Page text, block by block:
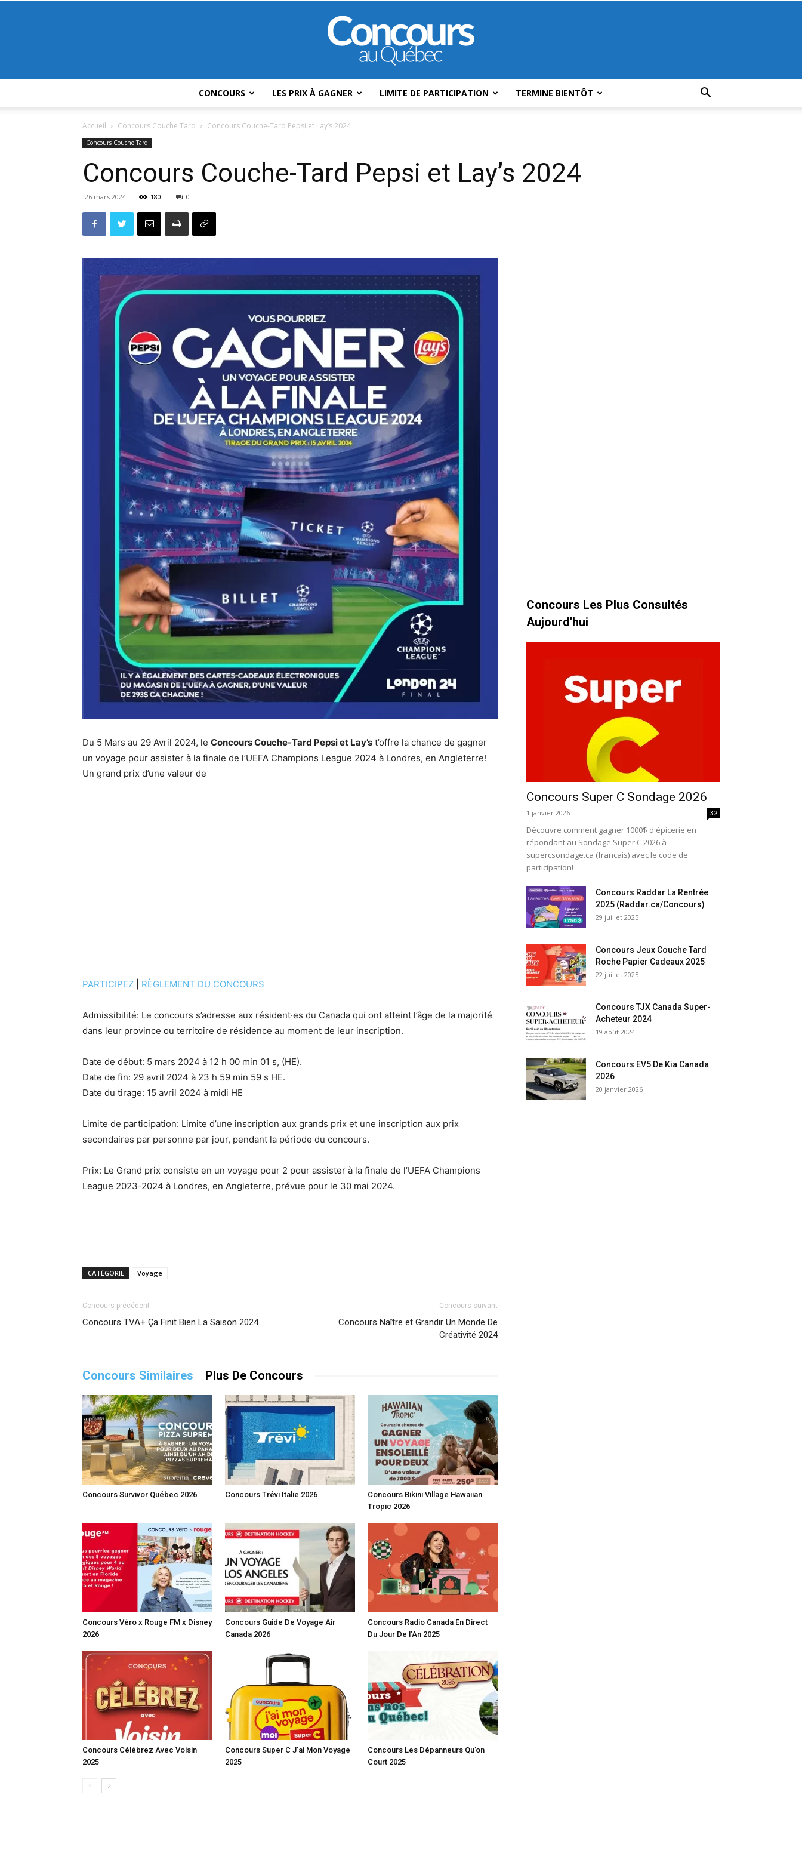
Au
Québec
CONCOURS LES PRIX À GAGNER LIMITE DE PARTICIPATION TERMINE BIENTÔT
Accueil Concours Couche Tard Concours Couche-Tard Pepsi et Lay’s 2024
Concours Couche Tard
Concours Couche-Tard Pepsi et Lay’s 2024
26 mars 2024 180 0
Du 5 Mars au 29 Avril 2024, le Concours Couche-Tard Pepsi et Lay’s t’offre la chance de gagner
un voyage pour assister à la finale de l’UEFA Champions League 2024 à Londres, en Angleterre!
Un grand prix d’une valeur de
PARTICIPEZ RÈGLEMENT DU CONCOURS
Admissibilité: Le concours s’adresse aux résident·es du Canada qui ont atteint l’âge de la majorité
dans leur province ou territoire de résidence au moment de leur inscription.
Date de début: 5 mars 2024 à 12 h 00 min 01 s, (HE).
Date de fin: 29 avril 2024 à 23 h 59 min 59 s HE.
Date du tirage: 15 avril 2024 à midi HE
Limite de participation: Limite d’une inscription aux grands prix et une inscription aux prix
secondaires par personne par jour, pendant la période du concours.
Prix: Le Grand prix consiste en un voyage pour 2 pour assister à la finale de l’UEFA Champions
League 2023-2024 à Londres, en Angleterre, prévue pour le 30 mai 2024.
CATÉGORIE Voyage
Concours précédent
Concours TVA+ Ça Finit Bien La Saison 2024
Concours suivant
Concours Naître et Grandir Un Monde De
Créativité 2024
Concours Similaires Plus De Concours
Concours Survivor Québec 2026 Concours Trévi Italie 2026
Concours Bikini Village Hawaiian
Tropic 2026
Concours Véro x Rouge FM x Disney
2026
Concours Guide De Voyage Air
Canada 2026
Concours Radio Canada En Direct
Du Jour De l’An 2025
Concours Célébrez Avec Voisin
2025
Concours Super C J’ai Mon Voyage
2025
Concours Les Dépanneurs Qu’on
Court 2025
Concours Les Plus Consultés
Aujourd'hui
Concours Super C Sondage 2026
1 janvier 2026 32
Découvre comment gagner 1000$ d'épicerie en
répondant au Sondage Super C 2026 à
supercsondage.ca (francais) avec le code de
participation!
Concours Raddar La Rentrée
2025 (Raddar.ca/Concours)
29 juillet 2025
Concours Jeux Couche Tard
Roche Papier Cadeaux 2025
22 juillet 2025
Concours TJX Canada Super-
Acheteur 2024
19 août 2024
Concours EV5 De Kia Canada
2026
20 janvier 2026